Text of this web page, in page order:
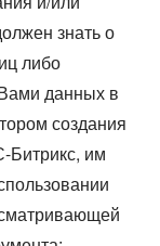
знать о
либо
данных в
создания
Битрикс, им